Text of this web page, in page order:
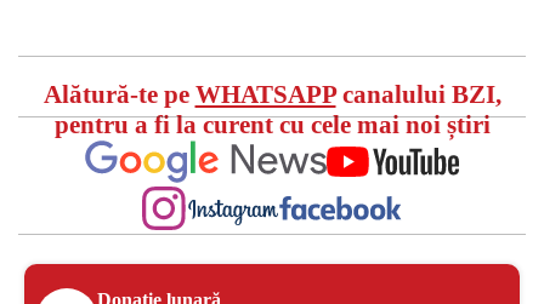
Alătură-te pe WHATSAPPcanalului BZI,
pentru a fi la curent cu cele mai noi știri
Donație lunară